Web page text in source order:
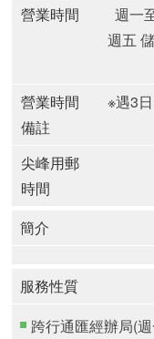
營業時間
週一
週五
營業時間
備註
※遇3
尖峰用郵
時間
簡介
服務性質
跨行通匯經辦局(